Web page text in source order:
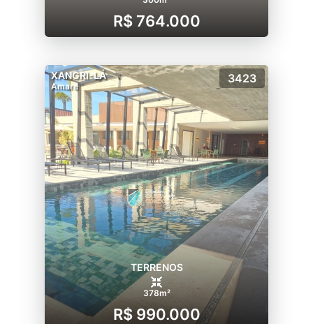
R$ 764.000
XANGRI-LÁ
Amare
3423
TERRENOS
378m²
R$ 990.000